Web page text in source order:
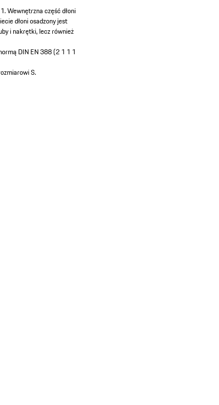
Wewnętrzna część dłoni
dłoni osadzony jest
i nakrętki, lecz również
DIN EN 388 (2 1 1 1
S.